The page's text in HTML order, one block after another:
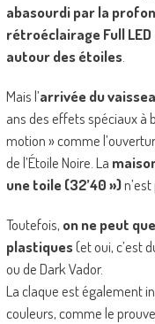
abasourdi par la
rétroéclairage Full
autour des étoiles.
Mais l’arrivée du
ans des effets spéciaux à
motion » comme
de l’Étoile Noire. La
une toile (32’40 »)n’est
Toutefois, on ne peut
plastiques(et oui, c’est
ou de Dark Vador.
La claque est également
couleurs, comme le prouve